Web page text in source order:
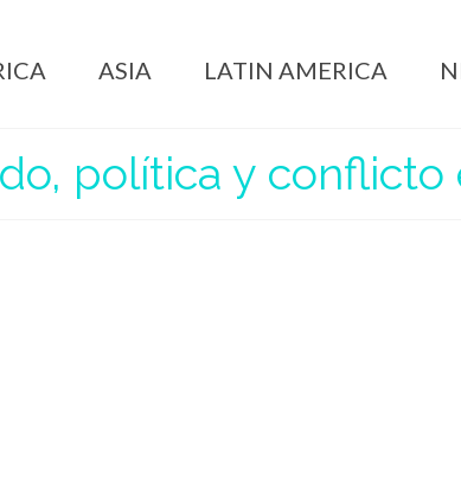
ASIA LATIN AMERICA
política y conflicto